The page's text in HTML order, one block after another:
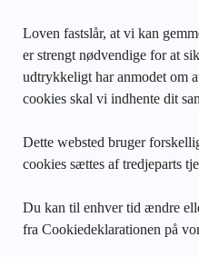
Loven fastslår, at vi kan
er strengt nødvendige for at
udtrykkeligt har anmodet om
cookies skal vi indhente dit
Dette websted bruger
cookies sættes af tredjeparts
Du kan til enhver tid ændre
fra Cookiedeklarationen på